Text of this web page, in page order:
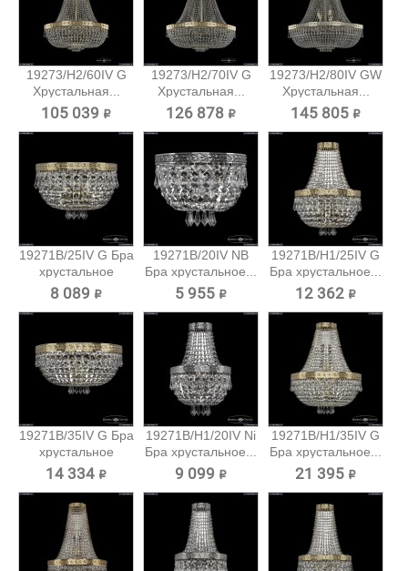
19273/H2/60IV G
Хрустальная...
105 039 ₽
19273/H2/70IV G
Хрустальная...
126 878 ₽
19273/H2/80IV GW
Хрустальная...
145 805 ₽
19271B/25IV G Бра
хрустальное
Bohemia...
8 089 ₽
19271B/20IV NB
Бра хрустальное...
5 955 ₽
19271B/H1/25IV G
Бра хрустальное...
12 362 ₽
19271B/35IV G Бра
хрустальное
Bohemia...
14 334 ₽
19271B/H1/20IV Ni
Бра хрустальное...
9 099 ₽
19271B/H1/35IV G
Бра хрустальное...
21 395 ₽